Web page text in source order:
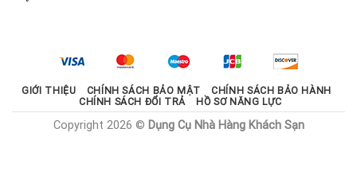
1.785.000 ₫.
GIỚI THIỆU CHÍNH SÁCH BẢO MẬT
CHÍNH SÁCH BẢO HÀNH
CHÍNH SÁCH ĐỔI TRẢ
HỒ SƠ NĂNG LỰC
Copyright 2026 © Dụng Cụ Nhà Hàng Khách Sạn